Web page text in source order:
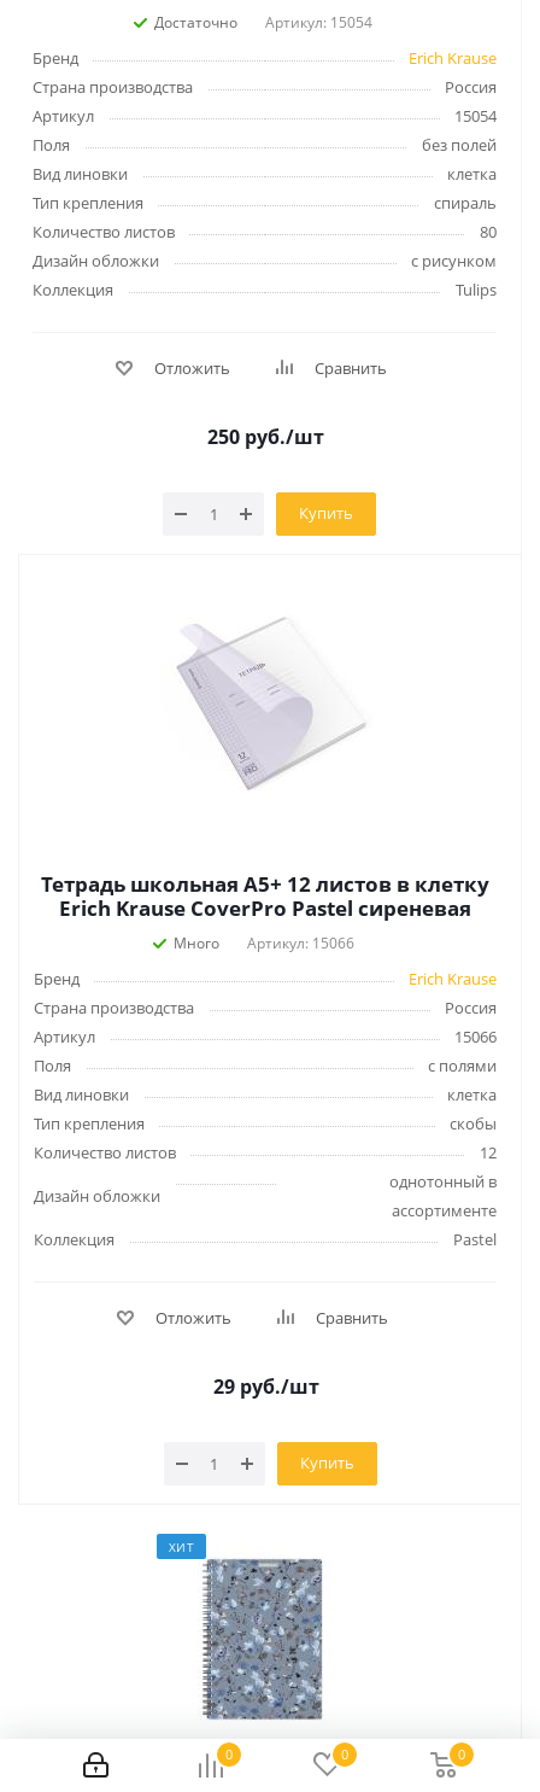
0 0 0
Достаточно Артикул: 15054
Бренд
Erich Krause
Страна производства
Россия
Артикул
15054
Поля
без полей
Вид линовки
клетка
Тип крепления
спираль
Количество листов
80
Дизайн обложки
с рисунком
Коллекция
Tulips
Отложить Сравнить
250руб./шт
Купить
Тетрадь школьная А5+ 12 листов в клетку
Erich Krause CoverPro Pastel сиреневая
Много Артикул: 15066
Бренд
Erich Krause
Страна производства
Россия
Артикул
15066
Поля
с полями
Вид линовки
клетка
Тип крепления
скобы
Количество листов
12
Дизайн обложки
однотонный в
ассортименте
Коллекция
Pastel
Отложить Сравнить
29руб./шт
Купить
ХИТ